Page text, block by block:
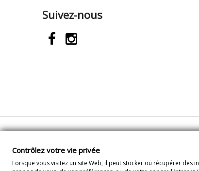
Suivez-nous
Contrôlez votre vie privée
Contrôlez votre vie privée
Lorsque vous visitez un site Web, il peut stocker ou récupérer